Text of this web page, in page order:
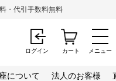
メニュー
・代引手数料無料
について 法人のお客様
ログイン カート